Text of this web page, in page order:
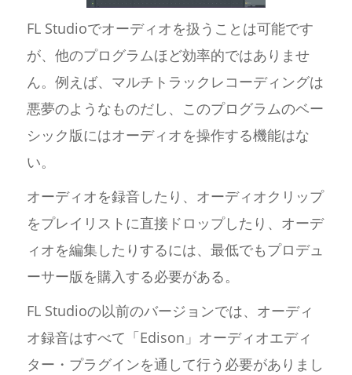
FL Studioでオーディオを扱うことは可能です
が、他のプログラムほど効率的ではありませ
ん。例えば、マルチトラックレコーディングは
悪夢のようなものだし、このプログラムのベー
シック版にはオーディオを操作する機能はな
い。
オーディオを録音したり、オーディオクリップ
をプレイリストに直接ドロップしたり、オーデ
ィオを編集したりするには、最低でもプロデュ
ーサー版を購入する必要がある。
FL Studioの以前のバージョンでは、オーディ
オ録音はすべて「Edison」オーディオエディ
ター・プラグインを通して行う必要がありまし